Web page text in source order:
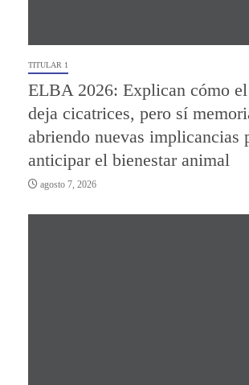
TITULAR 1
ELBA 2026: Explican cómo el
deja cicatrices, pero sí
abriendo nuevas implicancias
anticipar el bienestar animal
agosto 7, 2026